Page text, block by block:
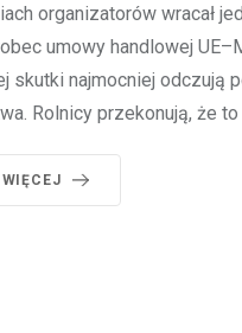
organizatorów wracał
umowy handlowej
skutki najmocniej odczują
Rolnicy przekonują, że to